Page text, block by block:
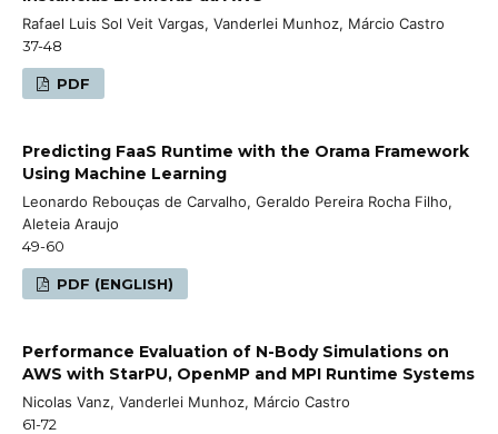
Rafael Luis Sol Veit Vargas, Vanderlei Munhoz, Márcio Castro
37-48
PDF
Predicting FaaS Runtime with the Orama Framework
Using Machine Learning
Leonardo Rebouças de Carvalho, Geraldo Pereira Rocha Filho,
Aleteia Araujo
49-60
PDF (ENGLISH)
Performance Evaluation of N-Body Simulations on
AWS with StarPU, OpenMP and MPI Runtime Systems
Nicolas Vanz, Vanderlei Munhoz, Márcio Castro
61-72